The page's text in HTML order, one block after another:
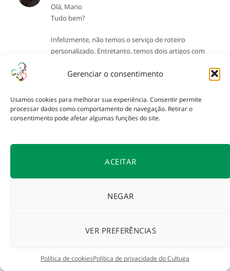
Gerenciar o consentimento
Usamos cookies para melhorar sua experiência. Consentir permite
processar dados como comportamento de navegação. Retirar o
consentimento pode afetar algumas funções do site.
ACEITAR
NEGAR
VER PREFERÊNCIAS
Política de cookiesPolítica de privacidade do Cultuga
Olá, Mario
Tudo bem?
Infelizmente, não temos o serviço de roteiro
personalizado. Entretanto, temos dois artigos com
bastante!
Portugal com crianças:
https://www.cultuga.com.br/2019/08/portugal-com-
criancas/
https://www.cultuga.com.br/2018/05/montar-roteiro-
Um grande abraço e boa viagem!